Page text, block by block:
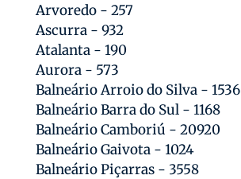
Arvoredo - 257
Ascurra - 932
Atalanta - 190
Aurora - 573
Balneário Arroio do Silva - 1536
Balneário Barra do Sul - 1168
Balneário Camboriú - 20920
Balneário Gaivota - 1024
Balneário Piçarras - 3558